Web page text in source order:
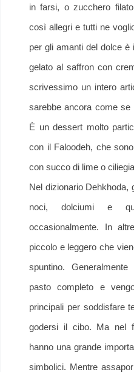
in farsi, o zucchero
così allegri e tutti ne
per gli amanti del dolce
gelato al saffron con
scrivessimo un intero
sarebbe ancora come se
È un dessert molto
con il Faloodeh, che
con succo di lime o
Nel dizionario
noci, dolciumi e
occasionalmente. In
piccolo e leggero che
spuntino.
pasto completo e
principali per soddisfare
godersi il cibo. Ma nel
hanno una grande
simbolici. Mentre